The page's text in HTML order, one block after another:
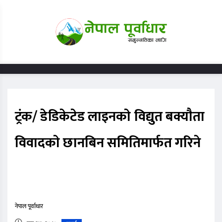
ट्रंक/ डेडिकेटेड लाइनकाे विद्युत बक्याैता
विवादकाे छानबिन समितिमार्फत गरिने
नेपाल पूर्वाधार